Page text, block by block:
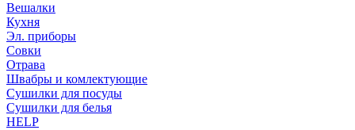
Вешалки
Кухня
Эл. приборы
Совки
Отрава
Швабры и комлектующие
Сушилки для посуды
Сушилки для белья
HELP